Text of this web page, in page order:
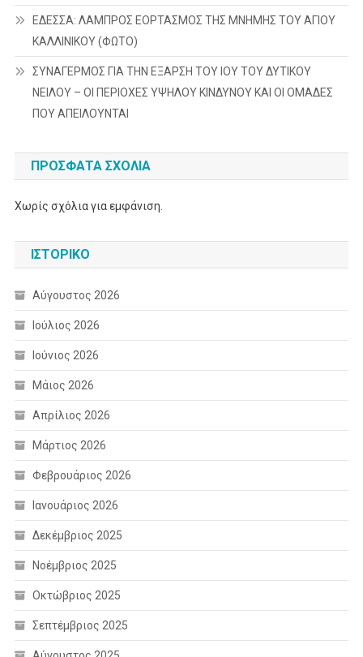
ΕΔΕΣΣΑ: ΛΑΜΠΡΟΣ ΕΟΡΤΑΣΜΟΣ ΤΗΣ ΜΝΗΜΗΣ ΤΟΥ ΑΓΙΟΥ
ΚΑΛΛΙΝΙΚΟΥ (ΦΩΤΟ)
ΣΥΝΑΓΕΡΜΟΣ ΓΙΑ ΤΗΝ ΕΞΑΡΣΗ ΤΟΥ ΙΟΥ ΤΟΥ ΔΥΤΙΚΟΥ
ΝΕΙΛΟΥ – ΟΙ ΠΕΡΙΟΧΕΣ ΥΨΗΛΟΥ ΚΙΝΔΥΝΟΥ ΚΑΙ ΟΙ ΟΜΑΔΕΣ
ΠΟΥ ΑΠΕΙΛΟΥΝΤΑΙ
ΠΡΌΣΦΑΤΑ ΣΧΌΛΙΑ
Χωρίς σχόλια για εμφάνιση.
ΙΣΤΟΡΙΚΌ
Αύγουστος 2026
Ιούλιος 2026
Ιούνιος 2026
Μάιος 2026
Απρίλιος 2026
Μάρτιος 2026
Φεβρουάριος 2026
Ιανουάριος 2026
Δεκέμβριος 2025
Νοέμβριος 2025
Οκτώβριος 2025
Σεπτέμβριος 2025